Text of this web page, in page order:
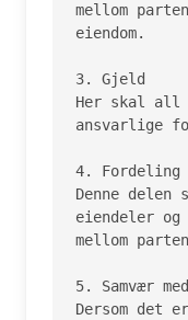
mellom
eiendom.
3. Gjeld
Her skal all
ansvarlige
4. Fordeling
Denne delen
eiendeler
mellom
5. Samvær
Dersom det